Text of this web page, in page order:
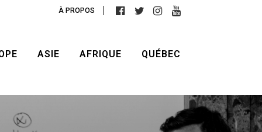
À PROPOS
ASIE AFRIQUE QUÉBEC